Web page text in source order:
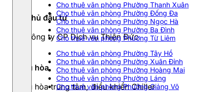
Cho thuê văn phòng Phường Thanh Xuân
Cho thuê văn phòng Phường Đống Đa
Cho thuê văn phòng Phường Ngọc Hà
Cho thuê văn phòng Phường Ba Đình
Cho thuê văn phòng Phường Từ Liêm
Cho thuê văn phòng Phường Tây Hồ
Cho thuê văn phòng Phường Xuân Đỉnh
Cho thuê văn phòng Phường Hoàng Mai
Cho thuê văn phòng Phường Láng
Cho thuê văn phòng Phường Giảng Võ
Chủ đầu tư
Công ty CP Dịch vụ Thiện Đức
Điều hòa
Điều hòa trung tâm, điều khiển Chiller